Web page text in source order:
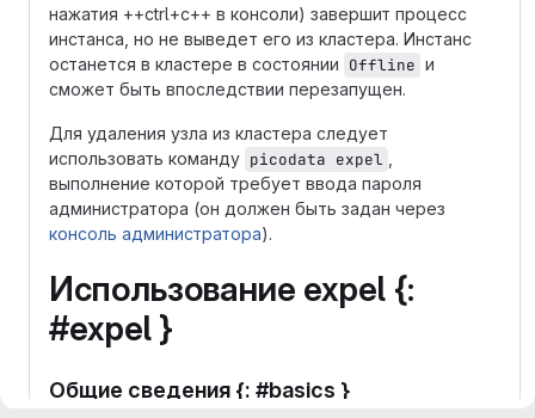
нажатия ++ctrl+c++ в консоли) завершит процесс
инстанса, но не выведет его из кластера. Инстанс
останется в кластере в состоянии Offline и
сможет быть впоследствии перезапущен.
Для удаления узла из кластера следует
использовать команду picodata expel
выполнение которой требует ввода пароля
администратора (он должен быть задан через
консоль администратора).
Использование expel {:
#expel }
Общие сведения {: #basics }